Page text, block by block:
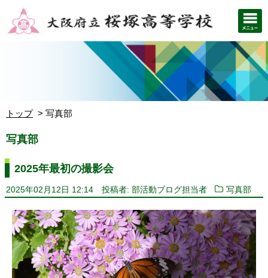
トップ 写真部
写真部
2025年最初の撮影会
2025年02月12日 12:14 投稿者: 部活動ブログ担当者 写真部